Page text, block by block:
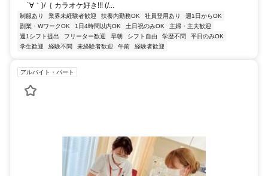
´∀｀)/｛ カラオケ好き!!! (/...
制服あり 業界未経験者歓迎 扶養内勤務OK 社員登用あり
週1日からOK
副業・WワークOK
1日4時間以内OK 土日祝のみOK
主婦・主夫歓迎
週1シフト提出
フリーター歓迎 早朝 シフト自由 学歴不問
平日のみOK
学生歓迎
経験不問 未経験者歓迎 午前 経験者歓迎
アルバイト・パート